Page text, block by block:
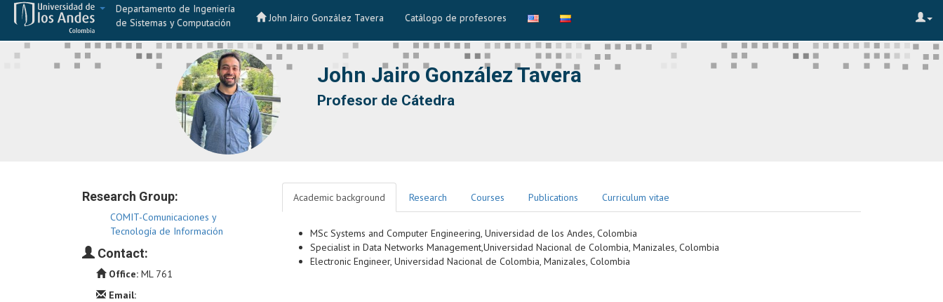
Departamento de Ingeniería
de Sistemas y Computación
John Jairo González Tavera Catálogo de profesores
John Jairo González Tavera
Profesor de Cátedra
Research Group:
COMIT-Comunicaciones y
Tecnología de Información
Contact:
Office: ML 761
Email:
Academic background Research Courses Publications Curriculum vitae
MSc Systems and Computer Engineering, Universidad de los Andes, Colombia
Specialist in Data Networks Management,Universidad Nacional de Colombia, Manizales, Colombia
Electronic Engineer, Universidad Nacional de Colombia, Manizales, Colombia